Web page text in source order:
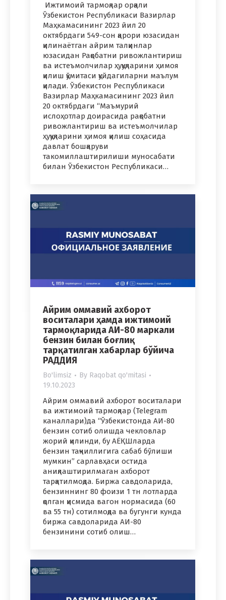
Ижтимоий тармоқлар орқали
Ўзбекистон Республикаси Вазирлар
Маҳкамасининг 2023 йил 20
октябрдаги 549-сон қарори юзасидан
қилинаётган айрим талқинлар
юзасидан Рақобатни ривожлантириш
ва истеъмолчилар ҳуқуқларини ҳимоя
қилиш қўмитаси қуйдагиларни маълум
қилади. Ўзбекистон Республикаси
Вазирлар Маҳкамасининг 2023 йил
20 октябрдаги “Маъмурий
ислоҳотлар доирасида рақобатни
ривожлантириш ва истеъмолчилар
ҳуқуқларини ҳимоя қилиш соҳасида
давлат бошқаруви
такомиллаштирилиши муносабати
билан Ўзбекистон Республикаси…
Айрим оммавий ахборот
воситалари ҳамда ижтимоий
тармоқларида АИ-80 маркали
бензин билан боғлиқ
тарқатилган хабарлар бўйича
РАДДИЯ
Bo'limsiz By Raqobat qo'mitasi
19.10.2023
Айрим оммавий ахборот воситалари
ва ижтимоий тармоқлар (Telegram
каналлари)да “Ўзбекистонда АИ-80
бензин сотиб олишда чекловлар
жорий қилинди, бу АЁҚШларда
бензин тақчиллигига сабаб бўлиши
мумкин” сарлавҳаси остида
аниқлаштирилмаган ахборот
тарқатилмоқда. Биржа савдоларида,
бензиннинг 80 фоизи 1 тн лотларда
қолган қисмида вагон нормасида (60
ва 55 тн) сотилмоқда ва бугунги кунда
биржа савдоларида АИ-80
бензинини сотиб олиш…